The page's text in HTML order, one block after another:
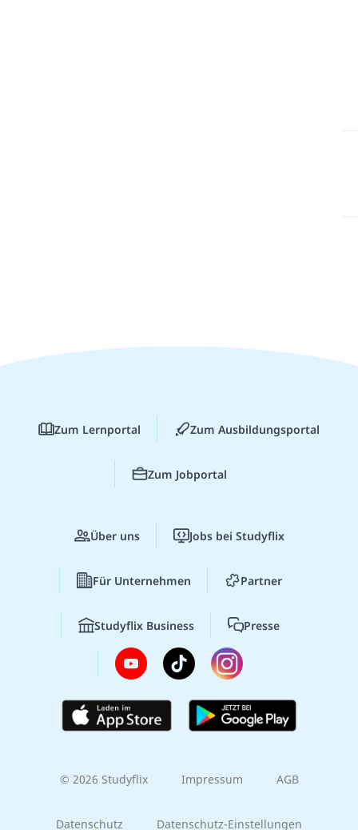
Zum Lernportal Zum Ausbildungsportal
Zum Jobportal
Über uns Jobs bei Studyflix
Für Unternehmen Partner
Studyflix Business Presse
© 2026 Studyflix Impressum AGB
Datenschutz Datenschutz-Einstellungen